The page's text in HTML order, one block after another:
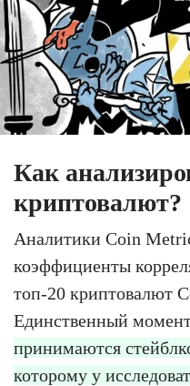
Как
криптовалют?
Аналитики Coin
коэффициенты
топ-20 криптовалют
Единственный
принимаются
которому у